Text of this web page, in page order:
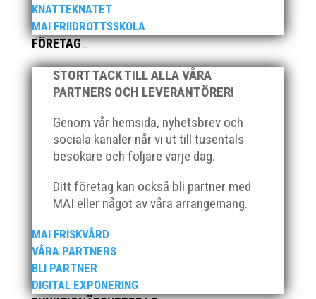
KNATTEKNATET
MAI FRIIDROTTSSKOLA
FÖRETAG
STORT TACK TILL ALLA VÅRA
PARTNERS OCH LEVERANTÖRER!
Genom vår hemsida, nyhetsbrev och
sociala kanaler når vi ut till tusentals
besökare och följare varje dag.
Ditt företag kan också bli partner med
MAI eller något av våra arrangemang.
MAI FRISKVÅRD
VÅRA PARTNERS
BLI PARTNER
DIGITAL EXPONERING
När Friidrottssverige samlades för fest gick en
av utmärkelserna till MAI och Kalvinknatet –
Lasses skötebarn i alla år. MAI-delegationen
bland annat fanns ordförande Fredrik Wennolf
på plats för att ta emot hyllningarna. –...